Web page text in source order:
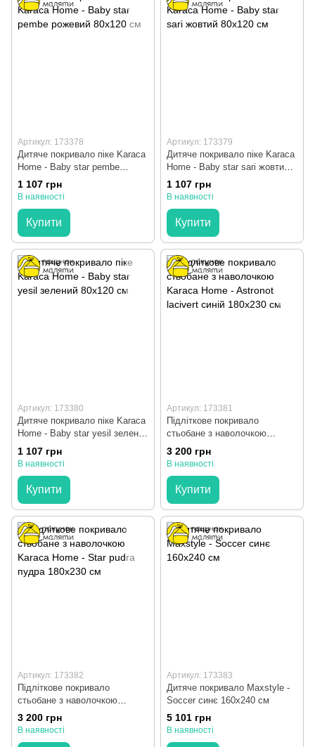
Артикул: 173378
Дитяче покривало піке Karaca
Home - Baby star pembe
рожевий 80х120 см
1 107 грн
В наявності
Купити
Артикул: 173379
Дитяче покривало піке Karaca
Home - Baby star sari жовтий
80х120 см
1 107 грн
В наявності
Купити
Артикул: 173380
Дитяче покривало піке Karaca
Home - Baby star yesil зелений
80х120 см
1 107 грн
В наявності
Купити
Артикул: 173381
Підліткове покривало
стьобане з наволочкою
Karaca Home - Astronot lacivert
синій 180x230 см
3 200 грн
В наявності
Купити
Артикул: 173382
Підліткове покривало
стьобане з наволочкою
Karaca Home - Star pudra
пудра 180x230 см
3 200 грн
В наявності
Артикул: 173383
Дитяче покривало Maxstyle -
Soccer синє 160x240 см
5 101 грн
В наявності